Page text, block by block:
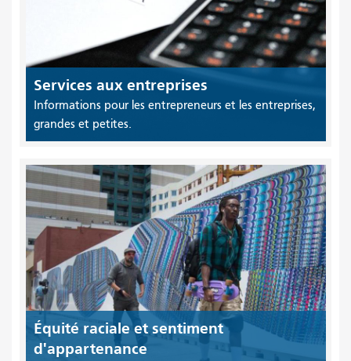
Services aux entreprises
Informations pour les entrepreneurs et les entreprises,
grandes et petites.
Équité raciale et sentiment
d'appartenance